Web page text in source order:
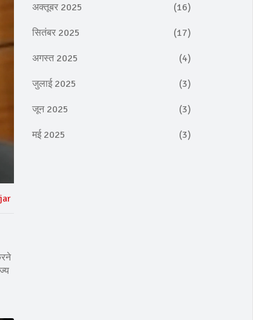
अक्तूबर 2025 (16)
सितंबर 2025 (17)
अगस्त 2025 (4)
जुलाई 2025 (3)
जून 2025 (3)
मई 2025 (3)